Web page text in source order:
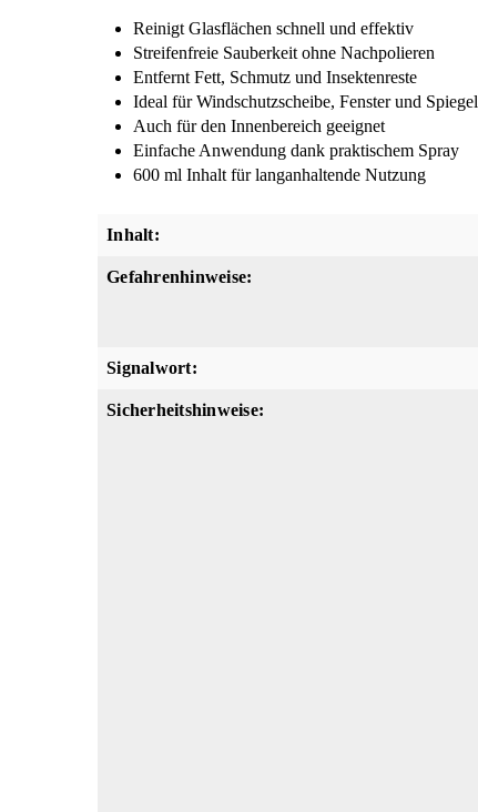
Reinigt Glasflächen schnell und effektiv
Streifenfreie Sauberkeit ohne Nachpolieren
Entfernt Fett, Schmutz und Insektenreste
Ideal für Windschutzscheibe, Fenster und Spiegel
Auch für den Innenbereich geeignet
Einfache Anwendung dank praktischem Spray
600 ml Inhalt für langanhaltende Nutzung
Inhalt:
Gefahrenhinweise:
Signalwort:
Sicherheitshinweise: